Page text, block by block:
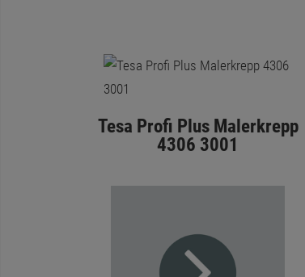
Tesa Profi Plus Malerkrepp
4306 3001